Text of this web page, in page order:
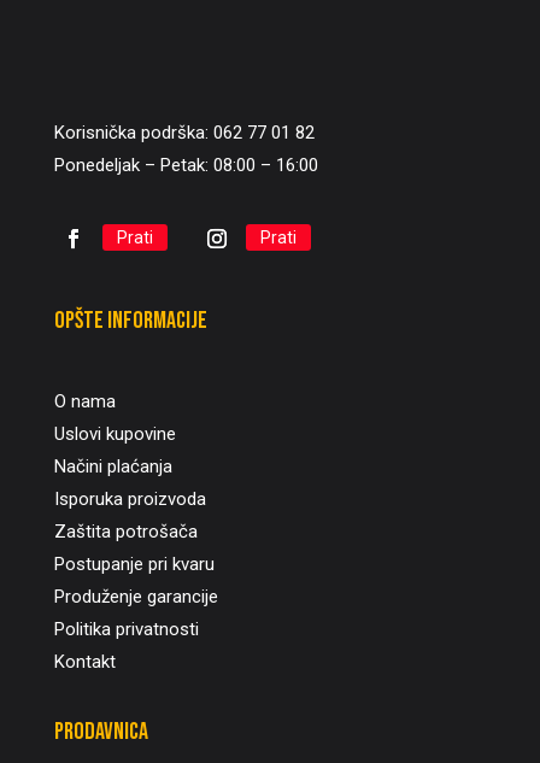
Korisnička podrška: 062 77 01 82
Ponedeljak – Petak: 08:00 – 16:00
Prati Prati
Opšte informacije
O nama
Uslovi kupovine
Načini plaćanja
Isporuka proizvoda
Zaštita potrošača
Postupanje pri kvaru
Produženje garancije
Politika privatnosti
Kontakt
Prodavnica